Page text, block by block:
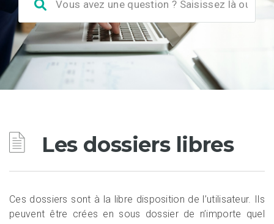
Les dossiers libres
Ces dossiers sont à la libre disposition de l’utilisateur. Ils
peuvent être crées en sous dossier de n’importe quel